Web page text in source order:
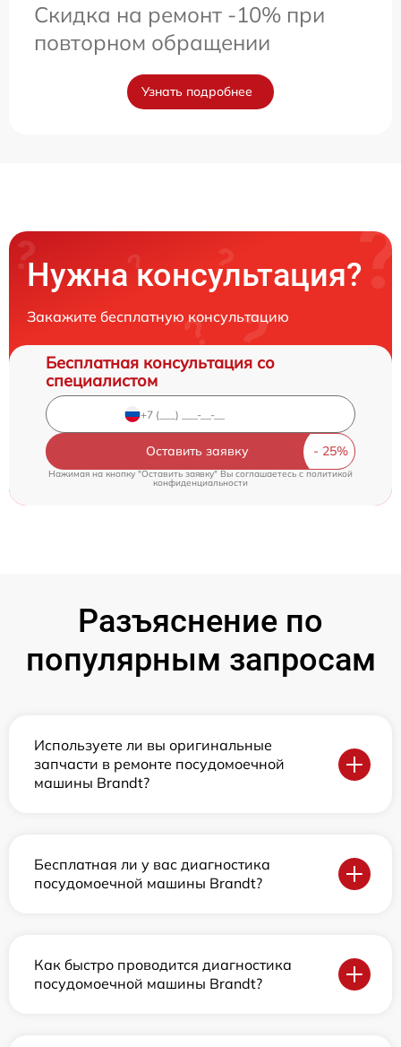
Скидка на ремонт -10% при
повторном обращении
Узнать подробнее
Нужна консультация?
Закажите бесплатную консультацию
Бесплатная консультация со
специалистом
Оставить заявку
Нажимая на кнопку "Оставить заявку" Вы соглашаетесь c политикой
конфиденциальности
Разъяснение по
популярным запросам
Используете ли вы оригинальные
запчасти в ремонте посудомоечной
машины Brandt?
Бесплатная ли у вас диагностика
посудомоечной машины Brandt?
Как быстро проводится диагностика
посудомоечной машины Brandt?